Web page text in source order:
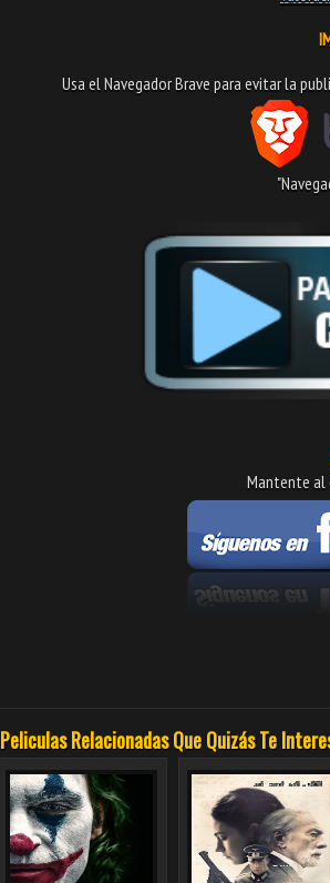
Usa el Navegador Brave para evitar la
Mantente al
Peliculas Relacionadas Que Quizás Te